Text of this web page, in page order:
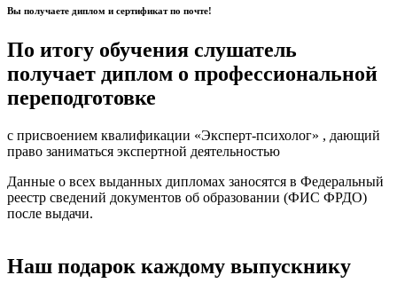
Вы получаете диплом и сертификат по почте!
По итогу обучения слушатель
получает диплом о профессиональной
переподготовке
с присвоением квалификации «Эксперт-психолог» , дающий
право заниматься экспертной деятельностью
Данные о всех выданных дипломах заносятся в Федеральный
реестр сведений документов об образовании (ФИС ФРДО)
после выдачи.
Наш подарок каждому выпускнику